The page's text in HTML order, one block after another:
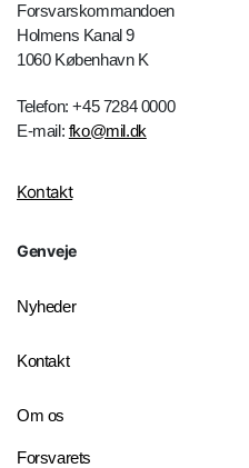
Forsvarskommandoen
Holmens Kanal 9
1060 København K
Telefon: +45 7284 0000
E-mail: fko@mil.dk
Kontakt
Genveje
Nyheder
Kontakt
Om os
Forsvarets